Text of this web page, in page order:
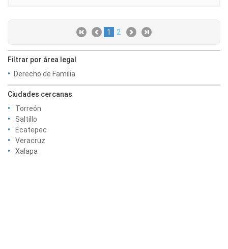
1 2
Filtrar por área legal
Derecho de Familia
Ciudades cercanas
Torreón
Saltillo
Ecatepec
Veracruz
Xalapa